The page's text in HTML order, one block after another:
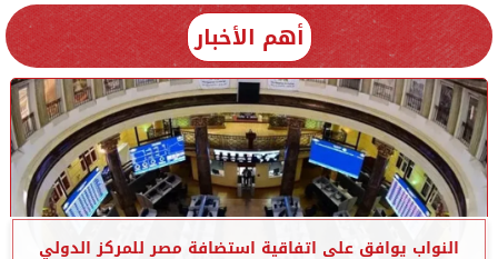
أهم الأخبار
النواب يوافق على اتفاقية استضافة مصر للمركز الدولي